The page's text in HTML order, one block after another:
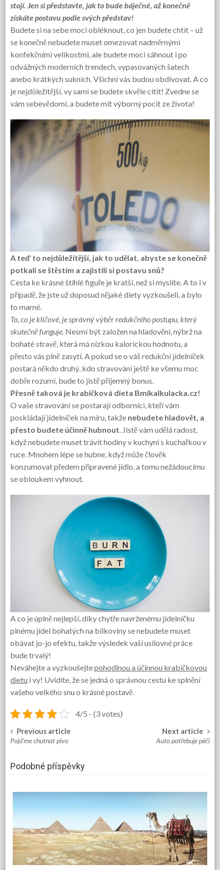
stojí. Jen si představte, jak to bude báječné, až konečně
získáte postavu podle svých představ!
Budete si na sebe moci obléknout, co jen budete chtít – už
se konečně nebudete muset omezovat nadměrnými
konfekčními velikostmi, ale budete moci sáhnout i po
odvážných moderních trendech, vypasovaných šatech
anebo krátkých sukních. Všichni vás budou obdivovat. A co
je nejdůležitější, vy sami se budete skvěle cítit! Zvedne se
vám sebevědomí, a budete mít výborný pocit ze života!
A teď to nejdůležitější, jak to udělat, abyste se konečně
potkali se štěstím a zajistili si postavu snů?
Cesta ke krásné štíhlé figuře je kratší, než si myslíte. A to i v
případě, že jste už doposud nějaké diety vyzkoušeli, a bylo
to marné.
To, co je klíčové, je správný výběr redukčního postupu, který
skutečně funguje. Nesmí být založen na hladovění, nýbrž na
bohaté stravě, která má nízkou kalorickou hodnotu, a
přesto vás plně zasytí. A pokud se o váš redukční jídelníček
postará někdo druhý, kdo stravování ještě ke všemu moc
dobře rozumí, bude to jistě příjemný bonus.
Přesně taková je krabičková dieta Bmikalkulacka.cz!
O vaše stravování se postarají odborníci, kteří vám
poskládají jídelníček na míru, takže nebudete hladovět, a
přesto budete účinně hubnout. Jistě vám udělá radost,
když nebudete muset trávit hodiny v kuchyni s kuchařkou v
ruce. Mnohem lépe se hubne, když může člověk
konzumovat předem připravené jídlo, a tomu nežádoucímu
se obloukem vyhnout.
A co je úplně nejlepší, díky chytře navrženému jídelníčku
plnému jídel bohatých na bílkoviny se nebudete muset
obávat jo-jo efektu, takže výsledek vaší usilovné práce
bude trvalý!
Neváhejte a vyzkoušejtepohodlnou a účinnou krabičkovou
dietu i vy! Uvidíte, že se jedná o správnou cestu ke splnění
vašeho velkého snu o krásné postavě.
4/5 - (3 votes)
Post
Previous article
Pojďme chutnat pivo
Next article
Auto potřebuje péči
Podobné příspěvky